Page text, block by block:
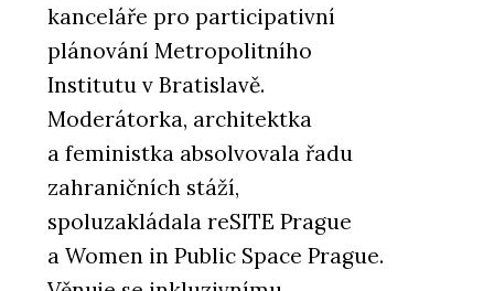
kanceláře pro participativní
plánování Metropolitního
Institutu v Bratislavě.
Moderátorka, architektka
a feministka absolvovala řadu
zahraničních stáží,
spoluzakládala reSITE Prague
a Women in Public Space Prague.